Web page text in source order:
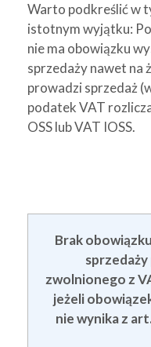
Warto podkreślić w
istotnym wyjątku:
nie ma obowiązku
sprzedaży nawet na
prowadzi sprzedaż
podatek VAT
OSS lub VAT IOSS.
Brak
zwolnionego z
jeżeli
nie wynika z